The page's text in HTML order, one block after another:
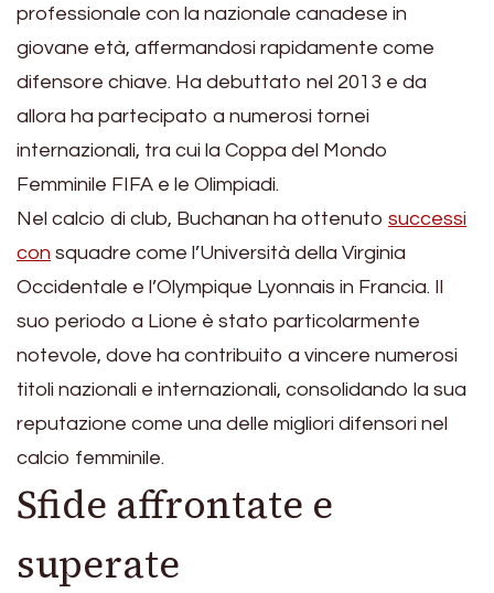
professionale con la nazionale canadese in
giovane età, affermandosi rapidamente come
difensore chiave. Ha debuttato nel 2013 e da
allora ha partecipato a numerosi tornei
internazionali, tra cui la Coppa del Mondo
Femminile FIFA e le Olimpiadi.
Nel calcio di club, Buchanan ha ottenuto successi
con squadre come l’Università della Virginia
Occidentale e l’Olympique Lyonnais in Francia. Il
suo periodo a Lione è stato particolarmente
notevole, dove ha contribuito a vincere numerosi
titoli nazionali e internazionali, consolidando la sua
reputazione come una delle migliori difensori nel
calcio femminile.
Sfide affrontate e
superate